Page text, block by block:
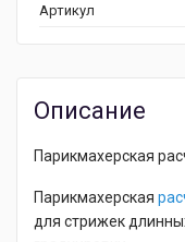
Артикул
Описание
Парикмахерская
Парикмахерская
для стрижек